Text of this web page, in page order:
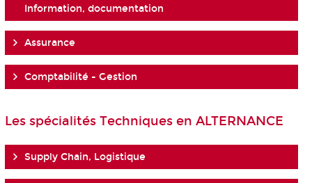
Information, documentation
Assurance
Comptabilité - Gestion
Les spécialités Techniques en ALTERNANCE
Supply Chain, Logistique